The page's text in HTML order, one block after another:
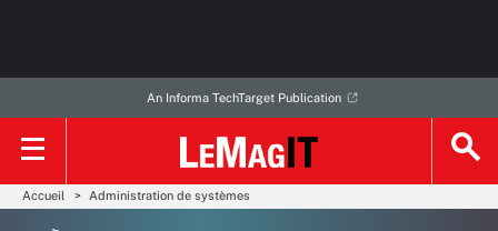
An Informa TechTarget Publication
Accueil Administration de systèmes